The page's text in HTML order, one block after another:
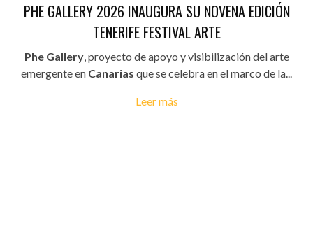
PHE GALLERY 2026 INAUGURA SU NOVENA EDICIÓN
TENERIFE FESTIVAL ARTE
Phe Gallery, proyecto de apoyo y visibilización del arte
emergente en Canarias que se celebra en el marco de la...
Leer más